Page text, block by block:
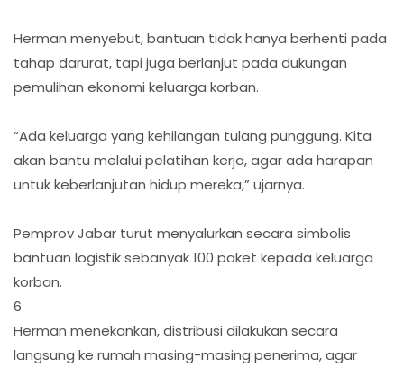
Herman menyebut, bantuan tidak hanya berhenti pada
tahap darurat, tapi juga berlanjut pada dukungan
pemulihan ekonomi keluarga korban.
“Ada keluarga yang kehilangan tulang punggung. Kita
akan bantu melalui pelatihan kerja, agar ada harapan
untuk keberlanjutan hidup mereka,” ujarnya.
Pemprov Jabar turut menyalurkan secara simbolis
bantuan logistik sebanyak 100 paket kepada keluarga
korban.
6
Herman menekankan, distribusi dilakukan secara
langsung ke rumah masing-masing penerima, agar